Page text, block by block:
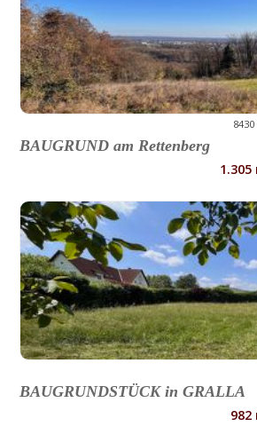
BAUGRUND am Rettenberg
BAUGRUNDSTÜCK in GRALLA